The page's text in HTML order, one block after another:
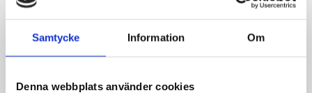
Samtycke Information Om
Denna webbplats använder cookies
E-post